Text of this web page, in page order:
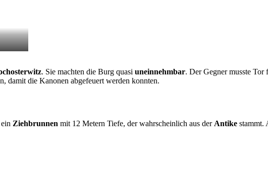
. Sie machten die Burg quasi uneinnehmbar. Der Gegner musste
damit die Kanonen abgefeuert werden konnten.
Ziehbrunnen mit 12 Metern Tiefe, der wahrscheinlich aus der Antike stammt.